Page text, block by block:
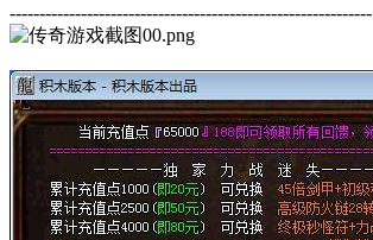
-------------------------------------------------------------